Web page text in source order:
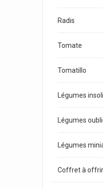
Radis
Tomate
Tomatillo
Légumes
Légumes
Légumes
Coffret à offrir